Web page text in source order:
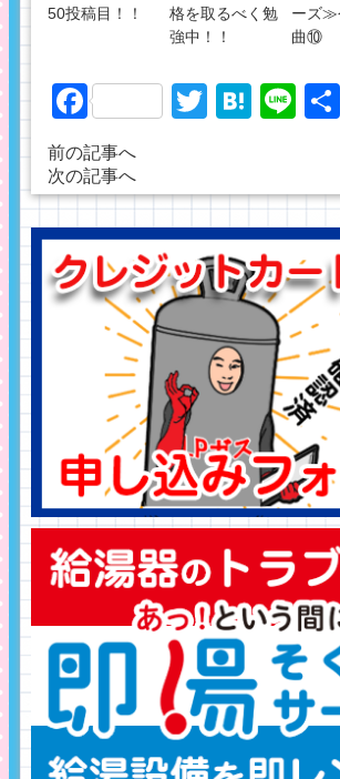
50投稿目！！
格を取るべく勉
強中！！
ーズ≫
曲⑩
FacebookTwitter
前の記事へ
次の記事へ